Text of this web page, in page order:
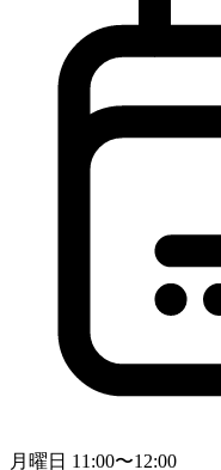
月曜日 11:00〜12:00